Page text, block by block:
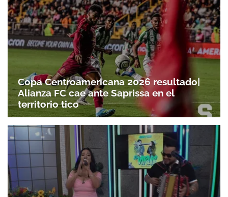
Gracias por suscribirte a nuestro boletín.
ACEPTAR
Copa Centroamericana 2026 resultado|
Alianza FC cae ante Saprissa en el
territorio tico